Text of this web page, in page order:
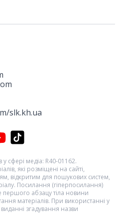
slk.kh.ua
у сфері медіа: R40-01162.
які розміщені на сайті,
відкритим для пошукових систем,
Посилання (гіперпосилання)
першого абзацу тіла новини
матеріалів. При використанні у
згадування назви